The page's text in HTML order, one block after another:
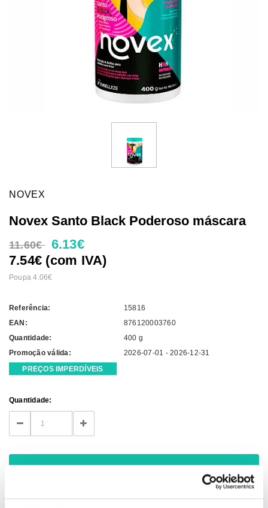
NOVEX
Novex Santo Black Poderoso máscara
11.60€ 6.13€
7.54€ (com IVA)
Poupa 4.06€
Referência:
15816
EAN:
876120003760
Quantidade:
400 g
Promoção válida:
2026-07-01 - 2026-12-31
PREÇOS IMPERDÍVEIS
Current
Stock:
Quantidade:
DECREASE
QUANTITY:
INCREASE
QUANTITY: